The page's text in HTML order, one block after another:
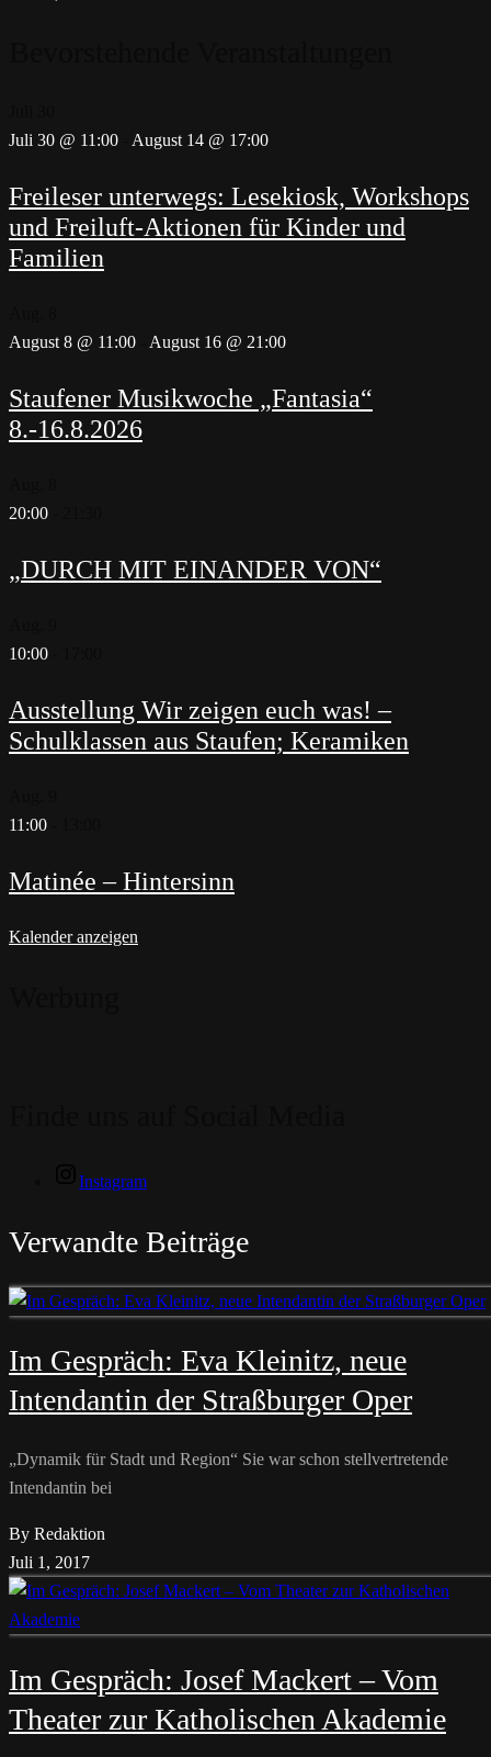
Juli 30 @ 11:00
August 14 @ 17:00
Freileser unterwegs: Lesekiosk, Workshops
und Freiluft-Aktionen für Kinder und
Familien
August 8 @ 11:00
August 16 @ 21:00
Staufener Musikwoche „Fantasia“
8.-16.8.2026
20:00
„DURCH MIT EINANDER VON“
10:00
Ausstellung Wir zeigen euch was! –
Schulklassen aus Staufen; Keramiken
11:00
Matinée – Hintersinn
Kalender anzeigen
Instagram
Verwandte Beiträge
Im Gespräch: Eva Kleinitz, neue
Intendantin der Straßburger Oper
„Dynamik für Stadt und Region“ Sie war schon stellvertretende
Intendantin bei
By Redaktion
Juli 1, 2017
Im Gespräch: Josef Mackert – Vom
Theater zur Katholischen Akademie